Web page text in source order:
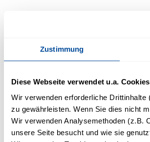
Zustimmung
Diese Webseite verwendet u.a.
Wir verwenden erforderliche
zu gewährleisten. Wenn Sie dies nicht
Wir verwenden Analysemethoden (z.B.
unsere Seite besucht und wie sie